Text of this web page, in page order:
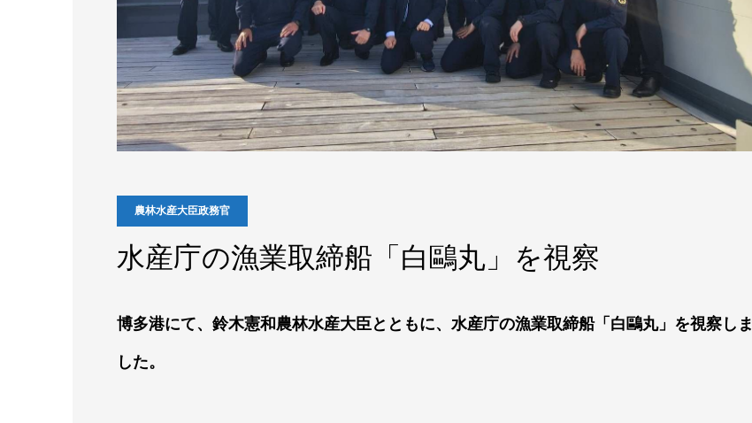
農林水産大臣政務官
水産庁の漁業取締船「白鷗丸」を視察
博多港にて、鈴木憲和農林水産大臣とともに、水産庁の漁業取締船「白鷗丸」を視察しま
した。